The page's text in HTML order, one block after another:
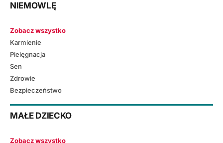
NIEMOWLĘ
Zobacz wszystko
Karmienie
Pielęgnacja
Sen
Zdrowie
Bezpieczeństwo
MAŁE DZIECKO
Zobacz wszystko